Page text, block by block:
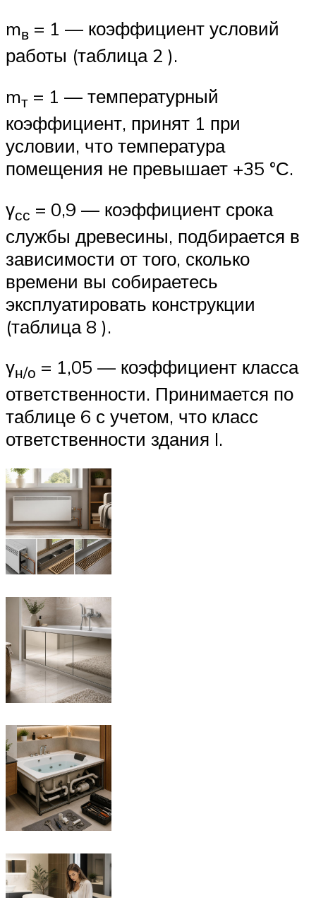
mв = 1 — коэффициент условий
работы (таблица 2 ).
mт = 1 — температурный
коэффициент, принят 1 при
условии, что температура
помещения не превышает +35 °С.
γсс = 0,9 — коэффициент срока
службы древесины, подбирается в
зависимости от того, сколько
времени вы собираетесь
эксплуатировать конструкции
(таблица 8 ).
γн/о = 1,05 — коэффициент класса
ответственности. Принимается по
таблице 6 с учетом, что класс
ответственности здания I.